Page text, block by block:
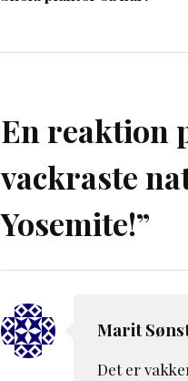
En reaktion
vackraste
Yosemite!”
Marit
Det er